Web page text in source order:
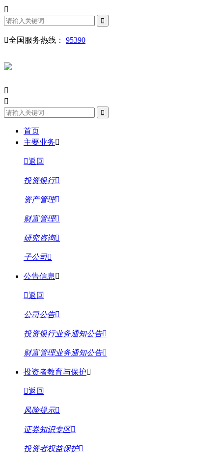
全国服务热线： 95390
首页
主要业务
返回
投资银行
资产管理
财富管理
研究咨询
子公司
公告信息
返回
公司公告
投资银行业务通知公告
财富管理业务通知公告
投资者教育与保护
返回
风险提示
证券知识专区
投资者权益保护